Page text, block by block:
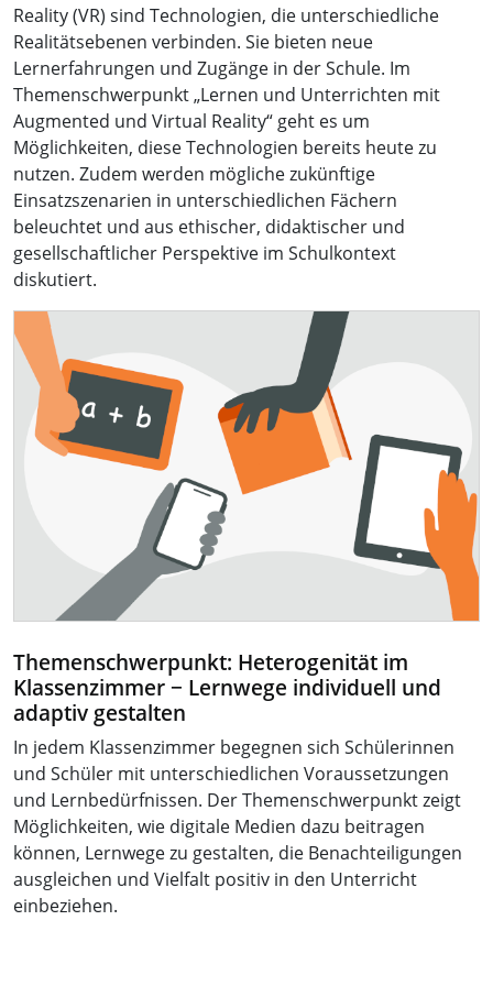
Reality (VR) sind Technologien, die unterschiedliche
Realitätsebenen verbinden. Sie bieten neue
Lernerfahrungen und Zugänge in der Schule. Im
Themenschwerpunkt „Lernen und Unterrichten mit
Augmented und Virtual Reality“ geht es um
Möglichkeiten, diese Technologien bereits heute zu
nutzen. Zudem werden mögliche zukünftige
Einsatzszenarien in unterschiedlichen Fächern
beleuchtet und aus ethischer, didaktischer und
gesellschaftlicher Perspektive im Schulkontext
diskutiert.
Themenschwerpunkt: Heterogenität im
Klassenzimmer − Lernwege individuell und
adaptiv gestalten
In jedem Klassenzimmer begegnen sich Schülerinnen
und Schüler mit unterschiedlichen Voraussetzungen
und Lernbedürfnissen. Der Themenschwerpunkt zeigt
Möglichkeiten, wie digitale Medien dazu beitragen
können, Lernwege zu gestalten, die Benachteiligungen
ausgleichen und Vielfalt positiv in den Unterricht
einbeziehen.